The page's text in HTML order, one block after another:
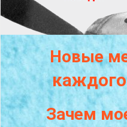
Новые
каждого
Зачем